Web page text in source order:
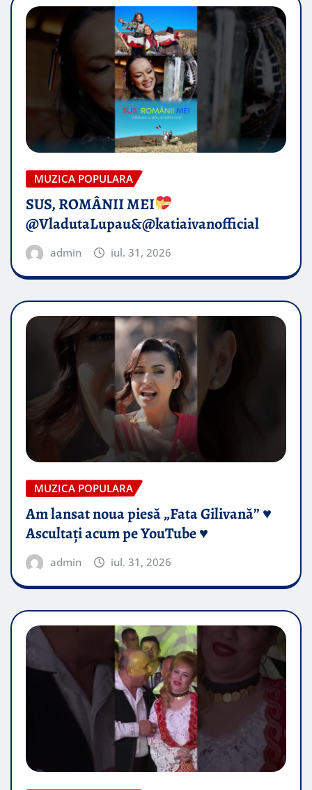
MUZICA POPULARA
SUS, ROMÂNII MEI
@VladutaLupau&@katiaivanofficial
admin iul. 31, 2026
MUZICA POPULARA
Am lansat noua piesă „Fata Gilivană” ♥️
Ascultați acum pe YouTube ♥️
admin iul. 31, 2026